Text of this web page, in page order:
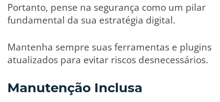
Portanto, pense na segurança como um pilar
fundamental da sua estratégia digital.
Mantenha sempre suas ferramentas e plugins
atualizados para evitar riscos desnecessários.
Manutenção Inclusa